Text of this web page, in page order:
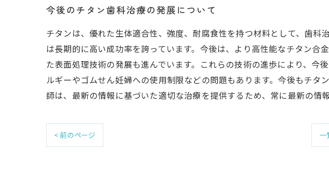
今後のチタン歯科治療の発展について
チタンは、優れた生体適合性、強度、耐腐食性を持つ材料として、歯
は長期的に高い成功率を誇っています。今後は、より高性能なチタン
た表面処理技術の発展も進んでいます。これらの技術の進歩により、今
ルギーやゴムせん妊婦への使用制限などの問題もあります。今後もチ
師は、最新の情報に基づいた適切な治療を提供するため、常に最新の情
< 前のページ 一